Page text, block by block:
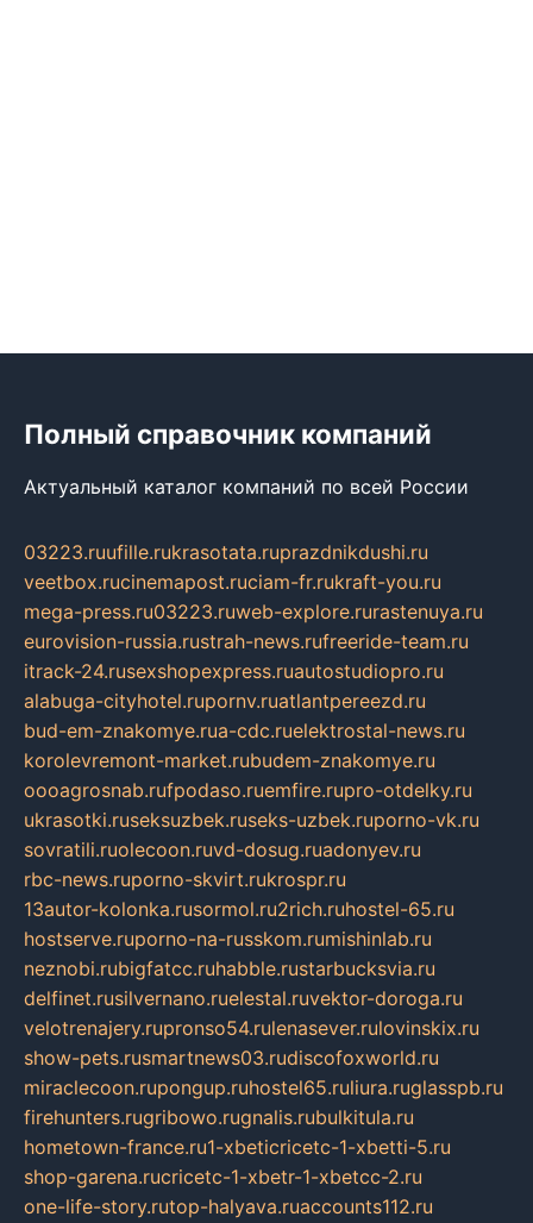
Полный справочник компаний
Актуальный каталог компаний по всей России
03223.ruufille.rukrasotata.ruprazdnikdushi.ru
veetbox.rucinemapost.ruciam-fr.rukraft-you.ru
mega-press.ru03223.ruweb-explore.rurastenuya.ru
eurovision-russia.rustrah-news.rufreeride-team.ru
itrack-24.rusexshopexpress.ruautostudiopro.ru
alabuga-cityhotel.rupornv.ruatlantpereezd.ru
bud-em-znakomye.rua-cdc.ruelektrostal-news.ru
korolevremont-market.rubudem-znakomye.ru
oooagrosnab.rufpodaso.ruemfire.rupro-otdelky.ru
ukrasotki.ruseksuzbek.ruseks-uzbek.ruporno-vk.ru
sovratili.ruolecoon.ruvd-dosug.ruadonyev.ru
rbc-news.ruporno-skvirt.rukrospr.ru
13autor-kolonka.rusormol.ru2rich.ruhostel-65.ru
hostserve.ruporno-na-russkom.rumishinlab.ru
neznobi.rubigfatcc.ruhabble.rustarbucksvia.ru
delfinet.rusilvernano.ruelestal.ruvektor-doroga.ru
velotrenajery.rupronso54.rulenasever.rulovinskix.ru
show-pets.rusmartnews03.rudiscofoxworld.ru
miraclecoon.rupongup.ruhostel65.ruliura.ruglasspb.ru
firehunters.rugribowo.rugnalis.rubulkitula.ru
hometown-france.ru1-xbeticricetc-1-xbetti-5.ru
shop-garena.rucricetc-1-xbetr-1-xbetcc-2.ru
one-life-story.rutop-halyava.ruaccounts112.ru